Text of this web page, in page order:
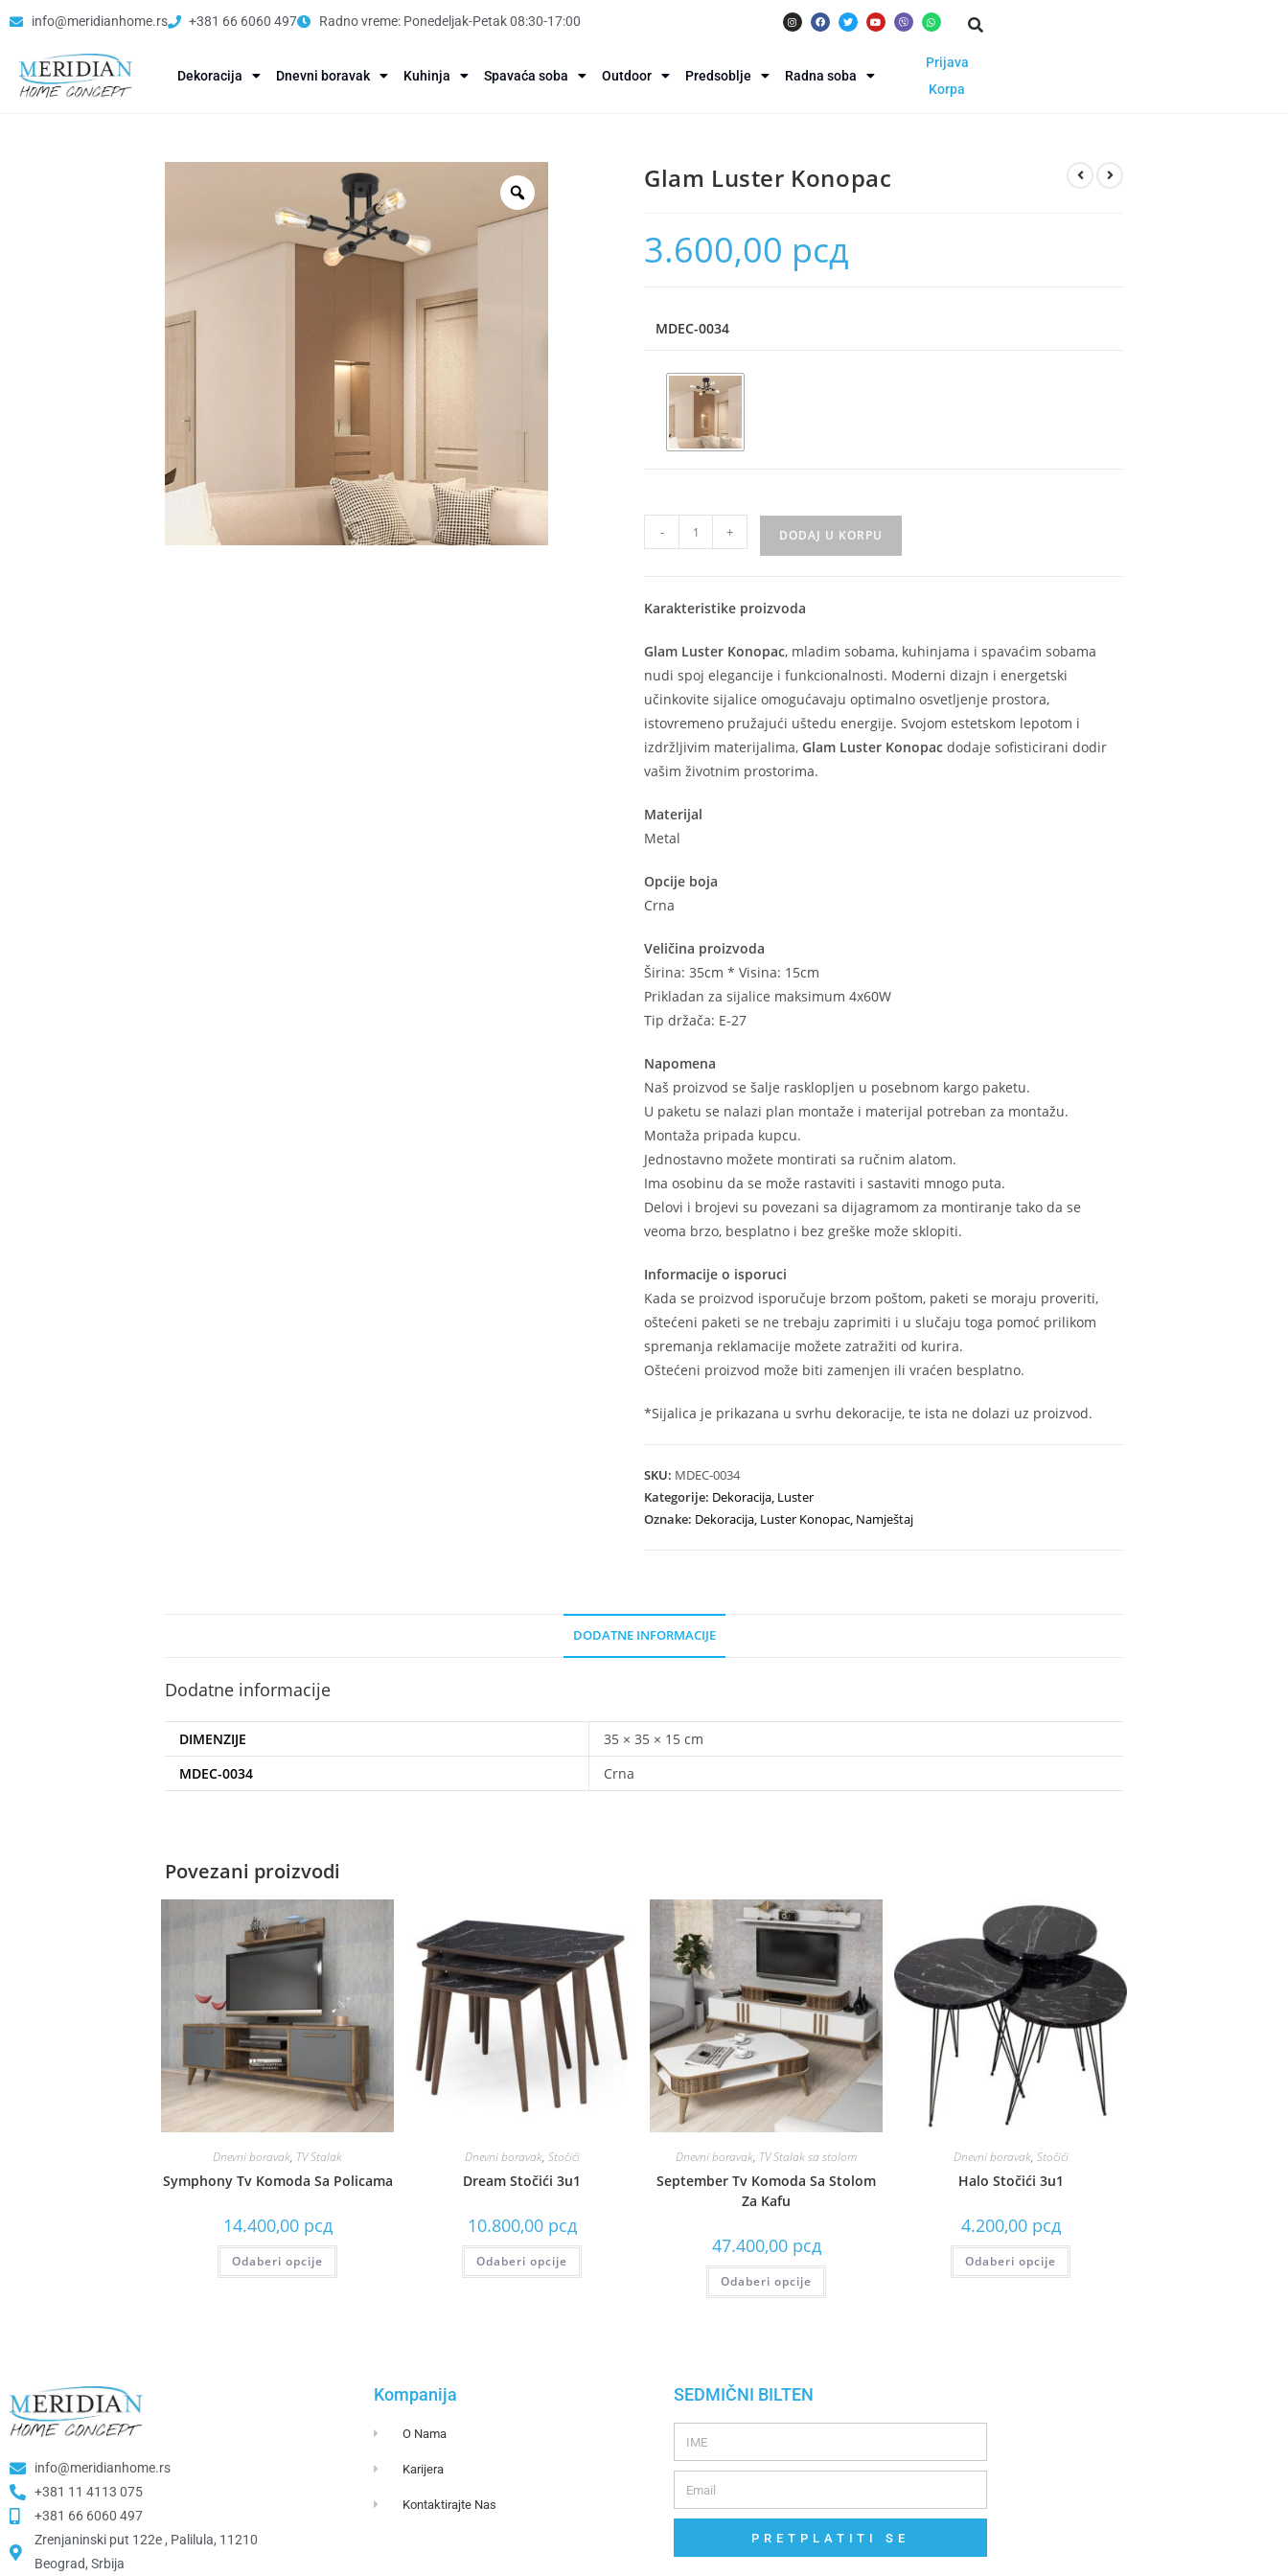
info@meridianhome.rs +381 66 6060 497 Radno vreme: Ponedeljak-Petak 08:30-17:00
Dekoracija Dnevni boravak Kuhinja Spavaća soba Outdoor Predsoblje Radna soba
Prijava
Korpa
Glam Luster Konopac
3.600,00 рсд
MDEC-0034
- + DODAJ U KORPU
Karakteristike proizvoda
Glam Luster Konopac, mladim sobama, kuhinjama i spavaćim sobama
nudi spoj elegancije i funkcionalnosti. Moderni dizajn i energetski
učinkovite sijalice omogućavaju optimalno osvetljenje prostora,
istovremeno pružajući uštedu energije. Svojom estetskom lepotom i
izdržljivim materijalima, Glam Luster Konopac dodaje sofisticirani dodir
vašim životnim prostorima.
Materijal
Metal
Opcije boja
Crna
Veličina proizvoda
Širina: 35cm * Visina: 15cm
Prikladan za sijalice maksimum 4x60W
Tip držača: E-27
Napomena
Naš proizvod se šalje rasklopljen u posebnom kargo paketu.
U paketu se nalazi plan montaže i materijal potreban za montažu.
Montaža pripada kupcu.
Jednostavno možete montirati sa ručnim alatom.
Ima osobinu da se može rastaviti i sastaviti mnogo puta.
Delovi i brojevi su povezani sa dijagramom za montiranje tako da se
veoma brzo, besplatno i bez greške može sklopiti.
Informacije o isporuci
Kada se proizvod isporučuje brzom poštom, paketi se moraju proveriti,
oštećeni paketi se ne trebaju zaprimiti i u slučaju toga pomoć prilikom
spremanja reklamacije možete zatražiti od kurira.
Oštećeni proizvod može biti zamenjen ili vraćen besplatno.
*Sijalica je prikazana u svrhu dekoracije, te ista ne dolazi uz proizvod.
SKU: MDEC-0034
Kategorije: Dekoracija, Luster
Oznake: Dekoracija, Luster Konopac, Namještaj
DODATNE INFORMACIJE
Dodatne informacije
DIMENZIJE
35 × 35 × 15 cm
MDEC-0034
Crna
Povezani proizvodi
Dnevni boravak, TV Stalak
Symphony Tv Komoda Sa Policama
14.400,00 рсд
Odaberi opcije
Dnevni boravak, Stočići
Dream Stočići 3u1
10.800,00 рсд
Odaberi opcije
Dnevni boravak, TV Stalak sa stolom
September Tv Komoda Sa Stolom
Za Kafu
47.400,00 рсд
Odaberi opcije
Dnevni boravak, Stočići
Halo Stočići 3u1
4.200,00 рсд
Odaberi opcije
info@meridianhome.rs
+381 11 4113 075
+381 66 6060 497
Zrenjaninski put 122e , Palilula, 11210
Beograd, Srbija
Kompanija
O Nama
Karijera
Kontaktirajte Nas
SEDMIČNI BILTEN
PRETPLATITI SE